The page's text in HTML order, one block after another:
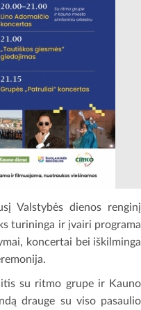
Valstybės dienos renginį
turininga ir įvairi programa
koncertai bei iškilminga
su ritmo grupe ir Kauno
drauge su viso pasaulio